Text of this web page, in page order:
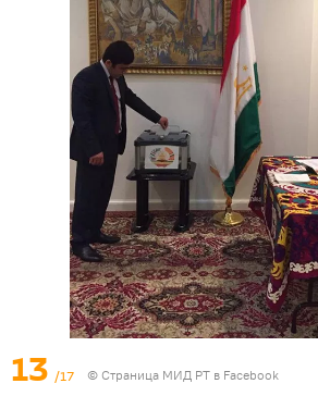
13 /17 © Страница МИД РТ в Facebook